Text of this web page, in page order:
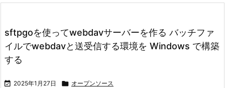
次へ
検索
sftpgoを使ってwebdavサーバーを作る バッチファ
イルでwebdavと送受信する環境を Windows で構築
する
 2025年1月27日  オープンソース